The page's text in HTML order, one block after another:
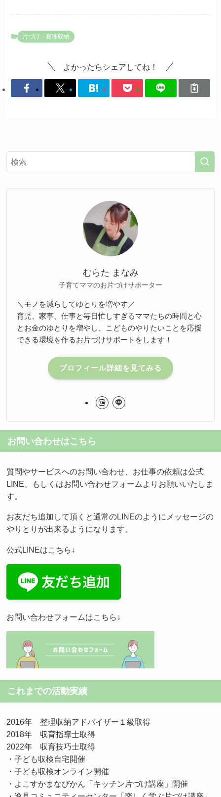
片づけ・整理収納
よかったらシェアしてね！
むらた まなみ
子育てママのお片づけサポーター
＼モノを減らしてゆとりを増やす／
育児、家事、仕事と毎日忙しすぎるママたちの時間と心
とお金のゆとりを増やし、こどものやりたいことを応援
できる環境を作るお片づけサポートをします！
プロフィール詳細を見てみる
お問い合わせはこちら
質問やサービスへのお問い合わせ、お仕事の依頼は公式
LINE、もしくはお問い合わせフォームよりお願いいたしま
す。
お友だち追加して頂くと通常のLINEのようにメッセージの
やりとりが出来るようになります。
公式LINEはこちら↓
お問い合わせフォームはこちら↓
これまでの活動実績
2016年 整理収納アドバイザー１級取得
2018年 収育指導士取得
2022年 収育技巧士取得
・子ども収検自宅開催
・子ども収検オンライン開催
・よこすかまなびかん「キッチン片づけ講座」開催